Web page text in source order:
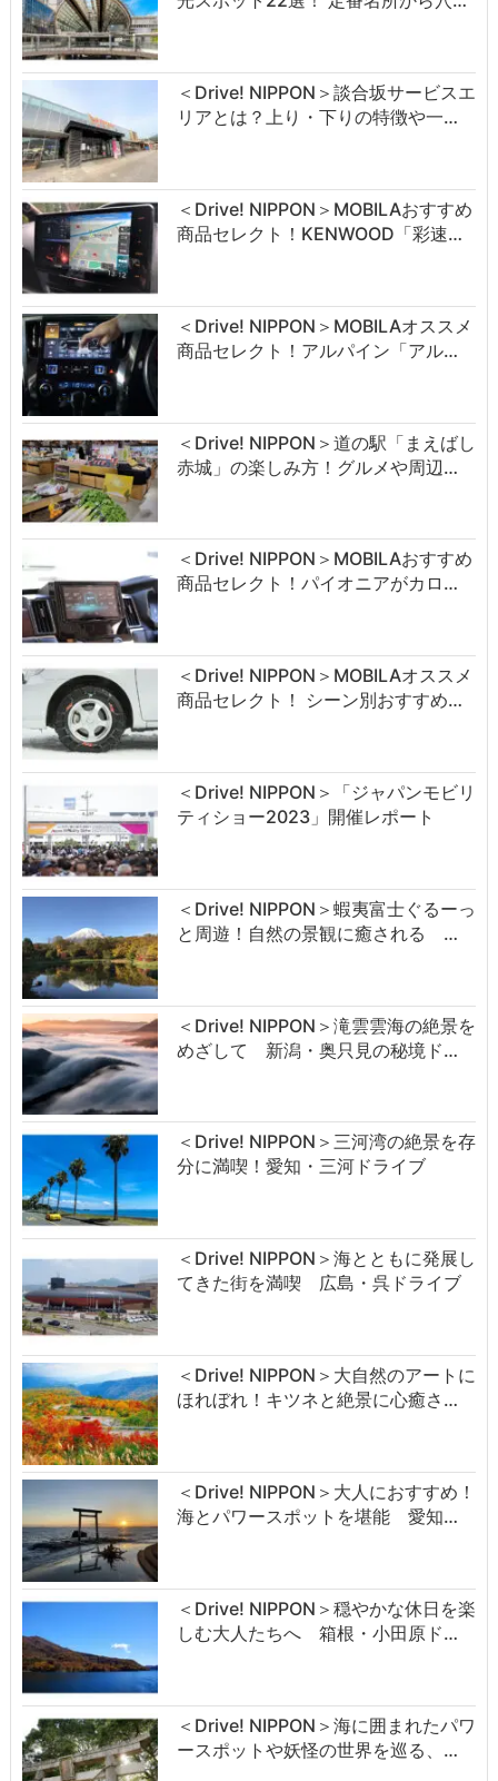
＜Drive! NIPPON＞談合坂サービスエ
リアとは？上り・下りの特徴や一…
＜Drive! NIPPON＞MOBILAおすすめ
商品セレクト！KENWOOD「彩速…
＜Drive! NIPPON＞MOBILAオススメ
商品セレクト！アルパイン「アル…
＜Drive! NIPPON＞道の駅「まえばし
赤城」の楽しみ方！グルメや周辺…
＜Drive! NIPPON＞MOBILAおすすめ
商品セレクト！パイオニアがカロ…
＜Drive! NIPPON＞MOBILAオススメ
商品セレクト！ シーン別おすすめ…
＜Drive! NIPPON＞「ジャパンモビリ
ティショー2023」開催レポート
＜Drive! NIPPON＞蝦夷富士ぐるーっ
と周遊！自然の景観に癒される …
＜Drive! NIPPON＞滝雲雲海の絶景を
めざして 新潟・奥只見の秘境ド…
＜Drive! NIPPON＞三河湾の絶景を存
分に満喫！愛知・三河ドライブ
＜Drive! NIPPON＞海とともに発展し
てきた街を満喫 広島・呉ドライブ
＜Drive! NIPPON＞大自然のアートに
ほれぼれ！キツネと絶景に心癒さ…
＜Drive! NIPPON＞大人におすすめ！
海とパワースポットを堪能 愛知…
＜Drive! NIPPON＞穏やかな休日を楽
しむ大人たちへ 箱根・小田原ド…
＜Drive! NIPPON＞海に囲まれたパワ
ースポットや妖怪の世界を巡る、…